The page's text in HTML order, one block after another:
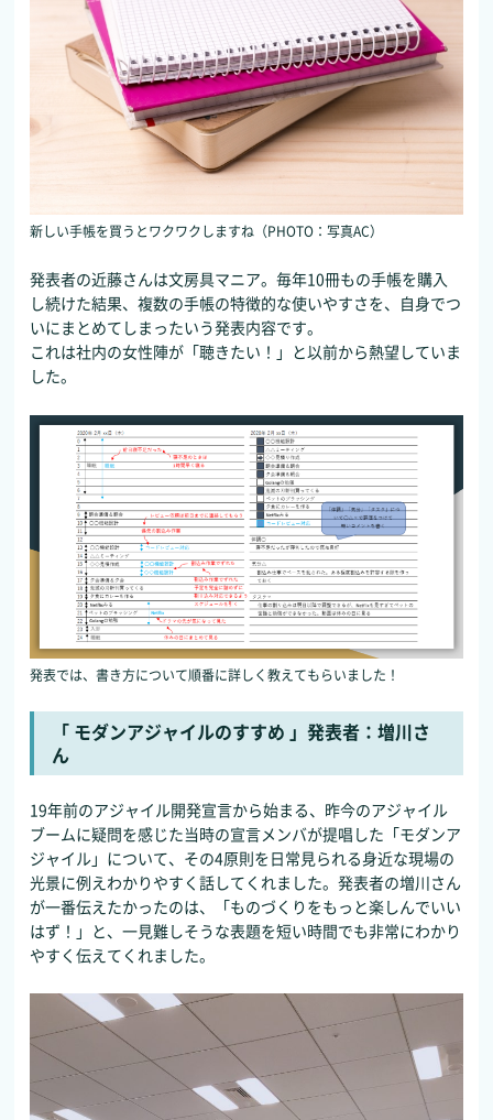
新しい手帳を買うとワクワクしますね（PHOTO：写真AC）
発表者の近藤さんは文房具マニア。毎年10冊もの手帳を購入
し続けた結果、複数の手帳の特徴的な使いやすさを、自身でつ
いにまとめてしまったいう発表内容です。
これは社内の女性陣が「聴きたい！」と以前から熱望していま
した。
発表では、書き方について順番に詳しく教えてもらいました！
「 モダンアジャイルのすすめ 」発表者：増川さ
ん
19年前のアジャイル開発宣言から始まる、昨今のアジャイル
ブームに疑問を感じた当時の宣言メンバが提唱した「モダンア
ジャイル」について、その4原則を日常見られる身近な現場の
光景に例えわかりやすく話してくれました。発表者の増川さん
が一番伝えたかったのは、「ものづくりをもっと楽しんでいい
はず！」と、一見難しそうな表題を短い時間でも非常にわかり
やすく伝えてくれました。